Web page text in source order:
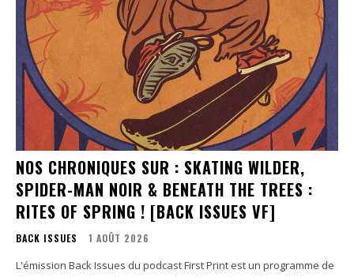
NOS CHRONIQUES SUR : SKATING WILDER,
SPIDER-MAN NOIR & BENEATH THE TREES :
RITES OF SPRING ! [BACK ISSUES VF]
BACK ISSUES 1 AOÛT 2026
L'émission Back Issues du podcast First Print est un programme de